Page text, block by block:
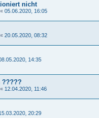
nicht
« 05.06.2020, 16:05
« 20.05.2020, 08:32
14:35
?????
« 12.04.2020, 11:46
20:29